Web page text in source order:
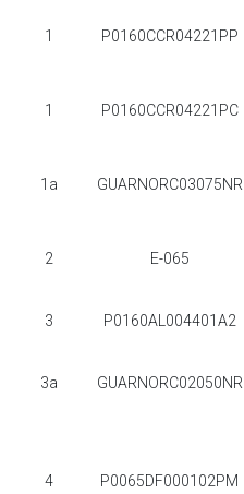
1 P0160CCR04221PP
1 P0160CCR04221PC
1a GUARNORC03075NR
2 E-065
3 P0160AL004401A2
3a GUARNORC02050NR
4 P0065DF000102PM